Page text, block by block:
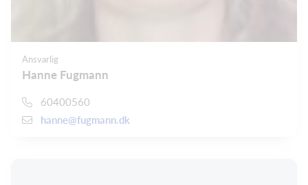
Ansvarlig
Hanne Fugmann
60400560
hanne@fugmann.dk